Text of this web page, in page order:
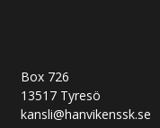
Box 726
13517 Tyresö
kansli@hanvikenssk.se